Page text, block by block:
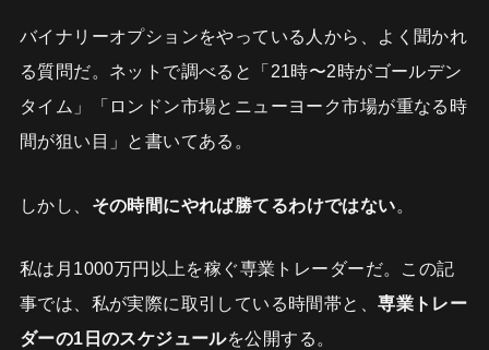
バイナリーオプションをやっている人から、よく聞かれ
る質問だ。ネットで調べると「21時〜2時がゴールデン
タイム」「ロンドン市場とニューヨーク市場が重なる時
間が狙い目」と書いてある。
しかし、 その時間にやれば勝てるわけではない。
私は月1000万円以上を稼ぐ専業トレーダーだ。この記
事では、私が実際に取引している時間帯と、専業トレー
ダーの1日のスケジュールを公開する。